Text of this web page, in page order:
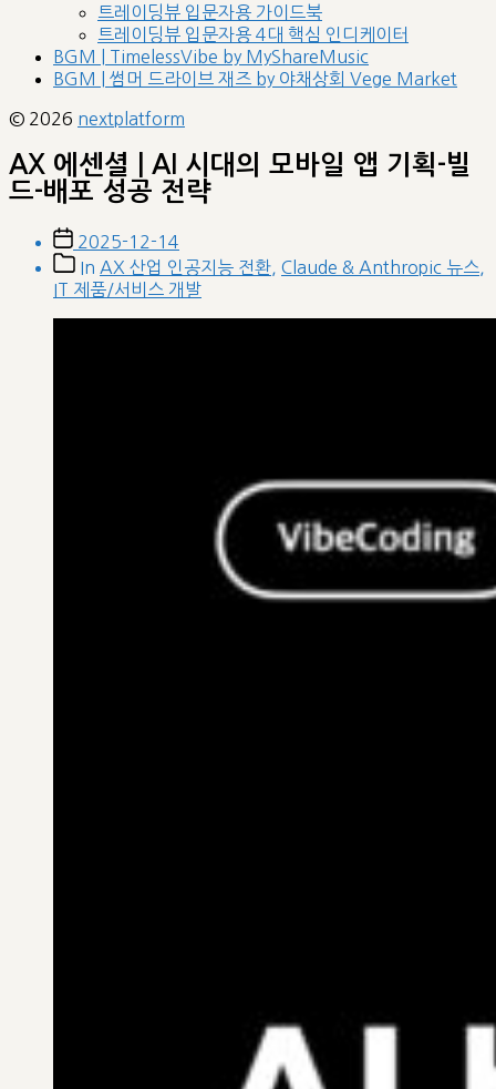
menu 트레이딩뷰 입문자용 가이드북
트레이딩뷰 입문자용 4대 핵심 인디케이터
BGM | TimelessVibe by MyShareMusic
BGM | 썸머 드라이브 재즈 by 야채상회 Vege Market
© 2026 nextplatform
AX 에센셜 | AI 시대의 모바일 앱 기획-빌
드-배포 성공 전략
Post
date
2025-12-14
Post
categories
In AX 산업 인공지능 전환 Claude & Anthropic 뉴스
IT 제품/서비스 개발